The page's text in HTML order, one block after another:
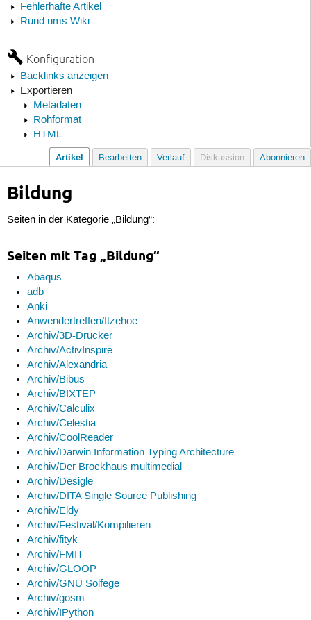
Fehlerhafte Artikel
Rund ums Wiki
Konfiguration
Backlinks anzeigen
Exportieren
Metadaten
Rohformat
HTML
Artikel Bearbeiten Verlauf Diskussion Abonnieren
Bildung
Seiten in der Kategorie „Bildung“:
Seiten mit Tag „Bildung“
Abaqus
adb
Anki
Anwendertreffen/Itzehoe
Archiv/3D-Drucker
Archiv/ActivInspire
Archiv/Alexandria
Archiv/Bibus
Archiv/BIXTEP
Archiv/Calculix
Archiv/Celestia
Archiv/CoolReader
Archiv/Darwin Information Typing Architecture
Archiv/Der Brockhaus multimedial
Archiv/Desigle
Archiv/DITA Single Source Publishing
Archiv/Eldy
Archiv/Festival/Kompilieren
Archiv/fityk
Archiv/FMIT
Archiv/GLOOP
Archiv/GNU Solfege
Archiv/gosm
Archiv/IPython